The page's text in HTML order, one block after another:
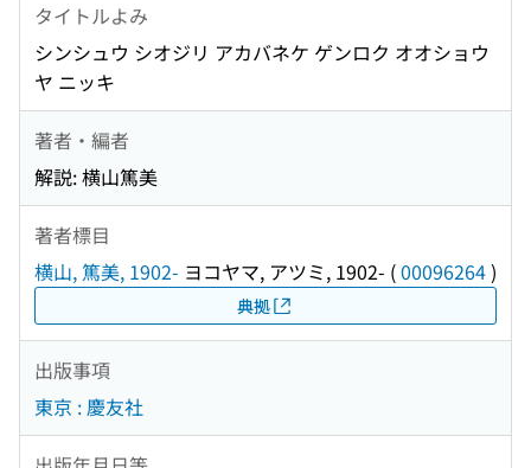
タイトルよみ
シンシュウ シオジリ アカバネケ ゲンロク オオショウ
ヤ ニッキ
著者・編者
解説: 横山篤美
著者標目
横山, 篤美, 1902- ヨコヤマ, アツミ, 1902- (00096264)
典拠
出版事項
東京 : 慶友社